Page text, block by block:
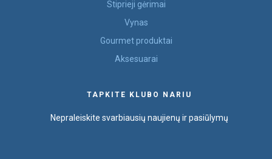
Stiprieji gėrimai
Vynas
Gourmet produktai
Aksesuarai
TAPKITE KLUBO NARIU
Nepraleiskite svarbiausių naujienų ir pasiūlymų